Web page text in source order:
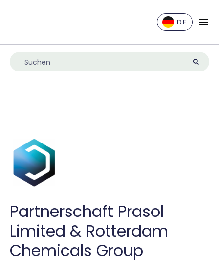
DE
Partnerschaft Prasol
Limited & Rotterdam
Chemicals Group